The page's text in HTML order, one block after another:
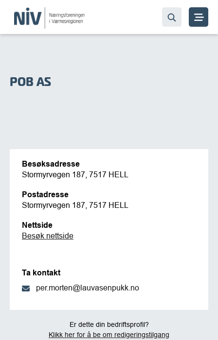
POB AS
Besøksadresse
Stormyrvegen 187, 7517 HELL
Postadresse
Stormyrvegen 187, 7517 HELL
Nettside
Besøk nettside
Ta kontakt
per.morten@lauvasenpukk.no
Er dette din bedriftsprofil?
Klikk her for å be om redigeringstilgang